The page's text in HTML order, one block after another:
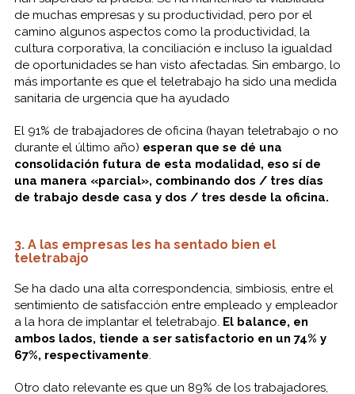
de muchas empresas y su productividad, pero por el
camino algunos aspectos como la productividad, la
cultura corporativa, la conciliación e incluso la igualdad
de oportunidades se han visto afectadas. Sin embargo, lo
más importante es que el teletrabajo ha sido una medida
sanitaria de urgencia que ha ayudado
El 91% de trabajadores de oficina (hayan teletrabajo o no
durante el último año) esperan que se dé una
consolidación futura de esta modalidad, eso sí de
una manera «parcial», combinando dos / tres días
de trabajo desde casa y dos / tres desde la oficina.
3. A las empresas les ha sentado bien el
teletrabajo
Se ha dado una alta correspondencia, simbiosis, entre el
sentimiento de satisfacción entre empleado y empleador
a la hora de implantar el teletrabajo. El balance, en
ambos lados, tiende a ser satisfactorio en un 74% y
67%, respectivamente.
Otro dato relevante es que un 89% de los trabajadores,